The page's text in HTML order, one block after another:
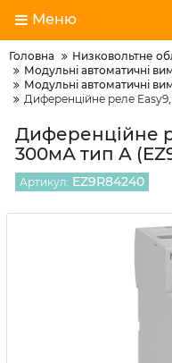
Меню
Головна
Низковольтне
Модульні автоматичні
Модульні автоматичні
Диференційне реле
Диференційне
300мА тип A
Артикул: EZ9R84240